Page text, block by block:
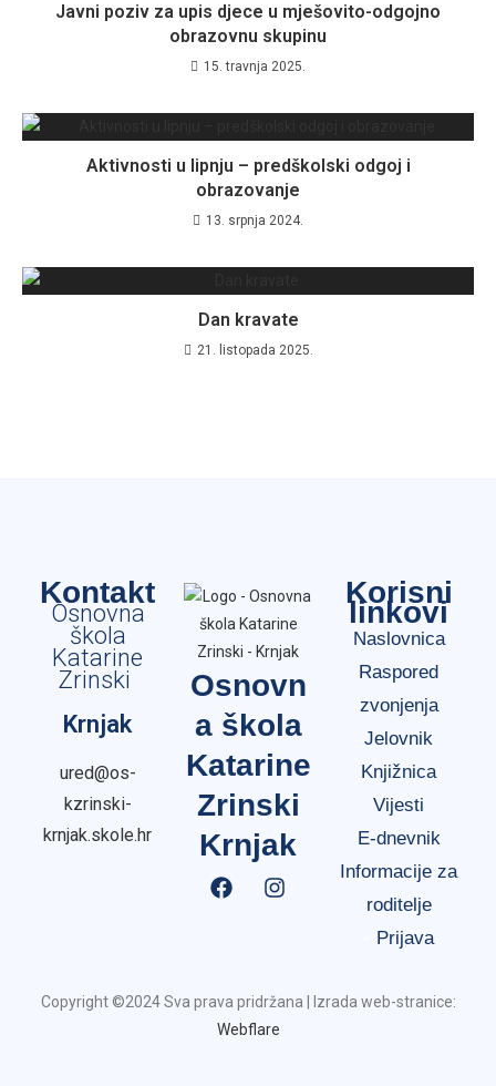
Javni poziv za upis djece u mješovito-odgojno
obrazovnu skupinu
15. travnja 2025.
Aktivnosti u lipnju – predškolski odgoj i
obrazovanje
13. srpnja 2024.
Dan kravate
21. listopada 2025.
Kontakt
Osnovna
škola
Katarine
Zrinski
Krnjak
ured@os-
kzrinski-
krnjak.skole.hr
Osnovn
a škola
Katarine
Zrinski
Krnjak
Korisni
linkovi
Naslovnica
Raspored
zvonjenja
Jelovnik
Knjižnica
Vijesti
E-dnevnik
Informacije za
roditelje
Prijava
Copyright ©2024 Sva prava pridržana | Izrada web-stranice:
Webflare